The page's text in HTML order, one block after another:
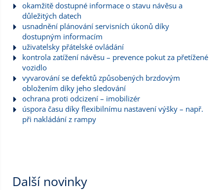
okamžitě dostupné informace o stavu návěsu a
důležitých datech
usnadnění plánování servisních úkonů díky
dostupným informacím
uživatelsky přátelské ovládání
kontrola zatížení návěsu – prevence pokut za přetížené
vozidlo
vyvarování se defektů způsobených brzdovým
obložením díky jeho sledování
ochrana proti odcizení – imobilizér
úspora času díky flexibilnímu nastavení výšky – např.
při nakládání z rampy
Další novinky